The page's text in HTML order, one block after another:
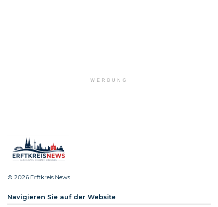
WERBUNG
© 2026 Erftkreis News
Navigieren Sie auf der Website